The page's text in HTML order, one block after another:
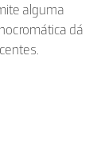
alguma
dá